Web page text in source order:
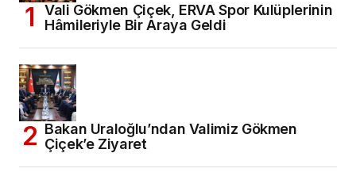
Vali Gökmen Çiçek, ERVA Spor Kulüplerinin
Hâmileriyle Bir Araya Geldi
Bakan Uraloğlu’ndan Valimiz Gökmen
Çiçek’e Ziyaret